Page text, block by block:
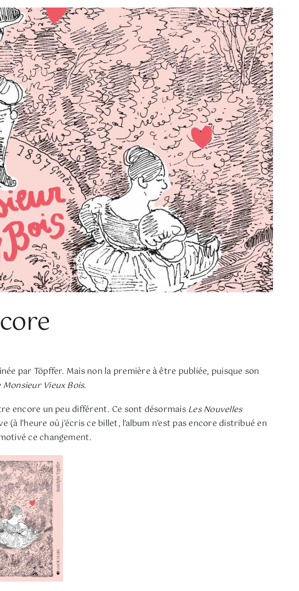
par Töpffer. Mais non la première à être publiée, puisque son
Monsieur Vieux Bois.
encore un peu différent. Ce sont désormaisLes Nouvelles
l’heure où j’écris ce billet, l’album n’est pas encore distribué en
ce changement.